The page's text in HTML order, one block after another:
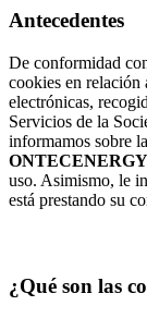
Antecedentes
De conformidad
cookies en relación
electrónicas,
Servicios de la
informamos sobre
uso. Asimismo, le
está prestando su
¿Qué son las